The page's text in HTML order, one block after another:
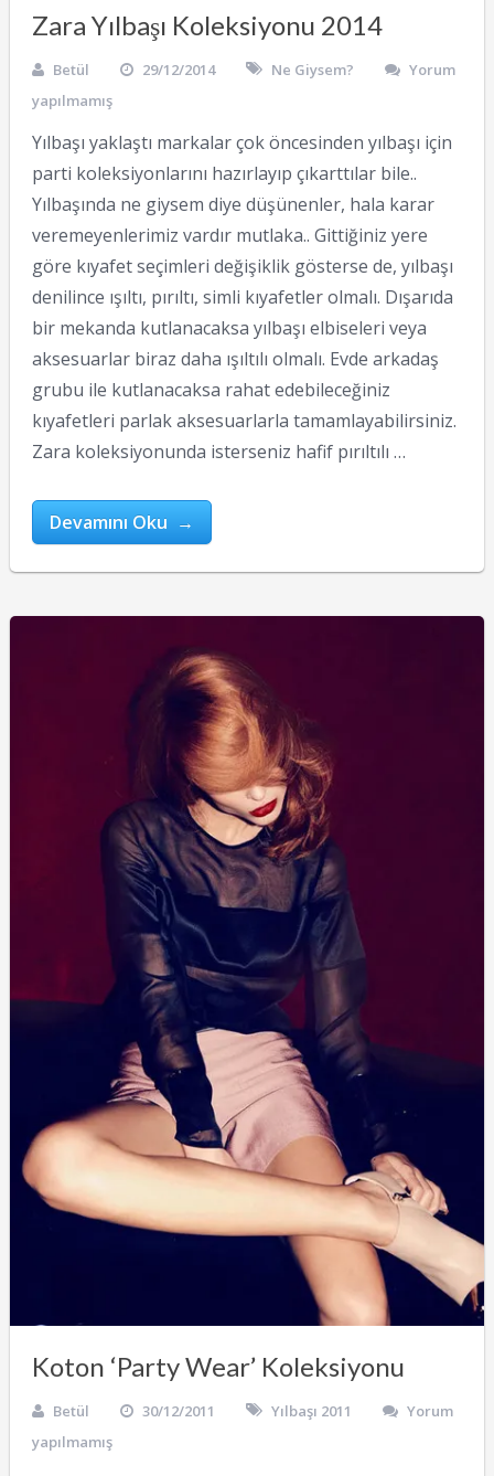
Zara Yılbaşı Koleksiyonu 2014
Betül 29/12/2014 Ne Giysem?
Yorum
yapılmamış
Yılbaşı yaklaştı markalar çok öncesinden yılbaşı için
parti koleksiyonlarını hazırlayıp çıkarttılar bile..
Yılbaşında ne giysem diye düşünenler, hala karar
veremeyenlerimiz vardır mutlaka.. Gittiğiniz yere
göre kıyafet seçimleri değişiklik gösterse de, yılbaşı
denilince ışıltı, pırıltı, simli kıyafetler olmalı. Dışarıda
bir mekanda kutlanacaksa yılbaşı elbiseleri veya
aksesuarlar biraz daha ışıltılı olmalı. Evde arkadaş
grubu ile kutlanacaksa rahat edebileceğiniz
kıyafetleri parlak aksesuarlarla tamamlayabilirsiniz.
Zara koleksiyonunda isterseniz hafif pırıltılı …
Devamını Oku →
Koton ‘Party Wear’ Koleksiyonu
Betül 30/12/2011 Yılbaşı 2011
Yorum
yapılmamış